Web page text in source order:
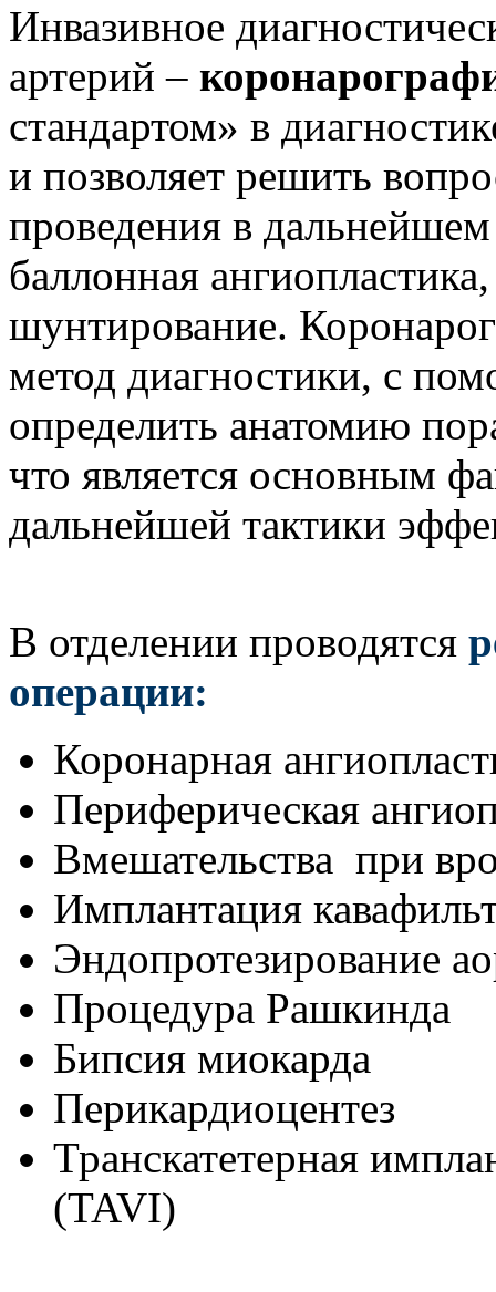
Инвазивное
артерий –
стандартом» в
и позволяет решить
проведения в
баллонная
шунтирование.
метод диагностики, с
определить анатомию
что является основным
дальнейшей тактики
В отделении проводятся
операции:
Коронарная
Периферическая
Вмешательства при
Имплантация
Эндопротезирование
Процедура Рашкинда
Бипсия миокарда
Перикардиоцентез
Транскатетерная
(TAVI)